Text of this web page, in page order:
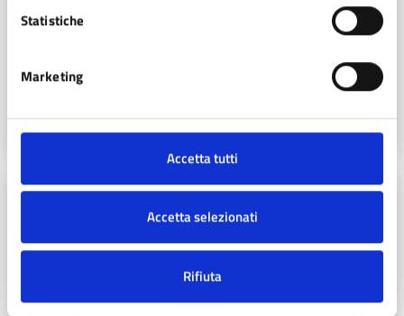
Statistiche
Marketing
Accetta tutti
Accetta selezionati
Rifiuta
Gli Amici della Biblioteca di Sesto San
L'Associazione ha lo scopo di sviluppare l’interesse per la
Il settore comprende tutti i servizi di Staff del Sindaco,
Comunicazione, Cultura e Sport.